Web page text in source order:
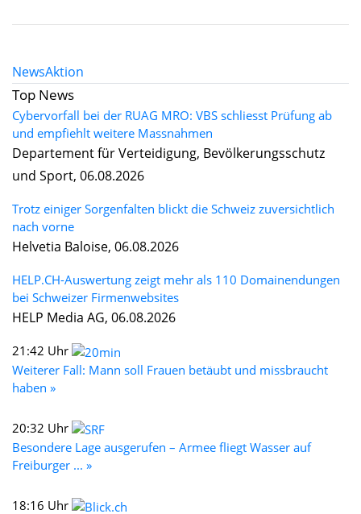
NewsAktion
Top News
Cybervorfall bei der RUAG MRO: VBS schliesst Prüfung ab
und empfiehlt weitere Massnahmen
Departement für Verteidigung, Bevölkerungsschutz
und Sport, 06.08.2026
Trotz einiger Sorgenfalten blickt die Schweiz zuversichtlich
nach vorne
Helvetia Baloise, 06.08.2026
HELP.CH-Auswertung zeigt mehr als 110 Domainendungen
bei Schweizer Firmenwebsites
HELP Media AG, 06.08.2026
21:42 Uhr
Weiterer Fall: Mann soll Frauen betäubt und missbraucht
haben »
20:32 Uhr
Besondere Lage ausgerufen – Armee fliegt Wasser auf
Freiburger ... »
18:16 Uhr